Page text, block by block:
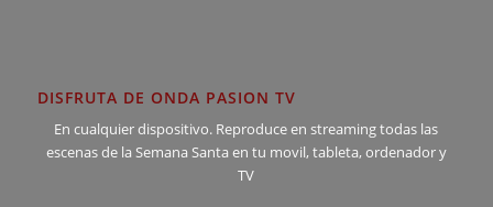
DISFRUTA DE ONDA PASION TV
En cualquier dispositivo. Reproduce en streaming todas las
escenas de la Semana Santa en tu movil, tableta, ordenador y
TV